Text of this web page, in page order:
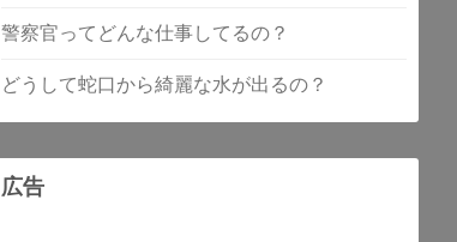
警察官ってどんな仕事してるの？
どうして蛇口から綺麗な水が出るの？
広告